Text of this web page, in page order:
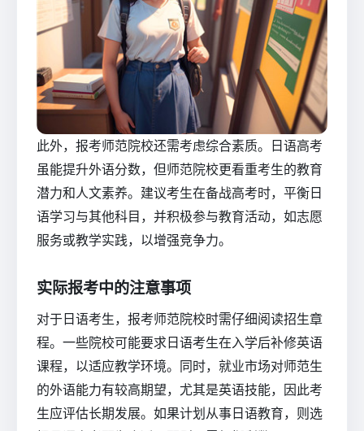
此外，报考师范院校还需考虑综合素质。日语高考
虽能提升外语分数，但师范院校更看重考生的教育
潜力和人文素养。建议考生在备战高考时，平衡日
语学习与其他科目，并积极参与教育活动，如志愿
服务或教学实践，以增强竞争力。
实际报考中的注意事项
对于日语考生，报考师范院校时需仔细阅读招生章
程。一些院校可能要求日语考生在入学后补修英语
课程，以适应教学环境。同时，就业市场对师范生
的外语能力有较高期望，尤其是英语技能，因此考
生应评估长期发展。如果计划从事日语教育，则选